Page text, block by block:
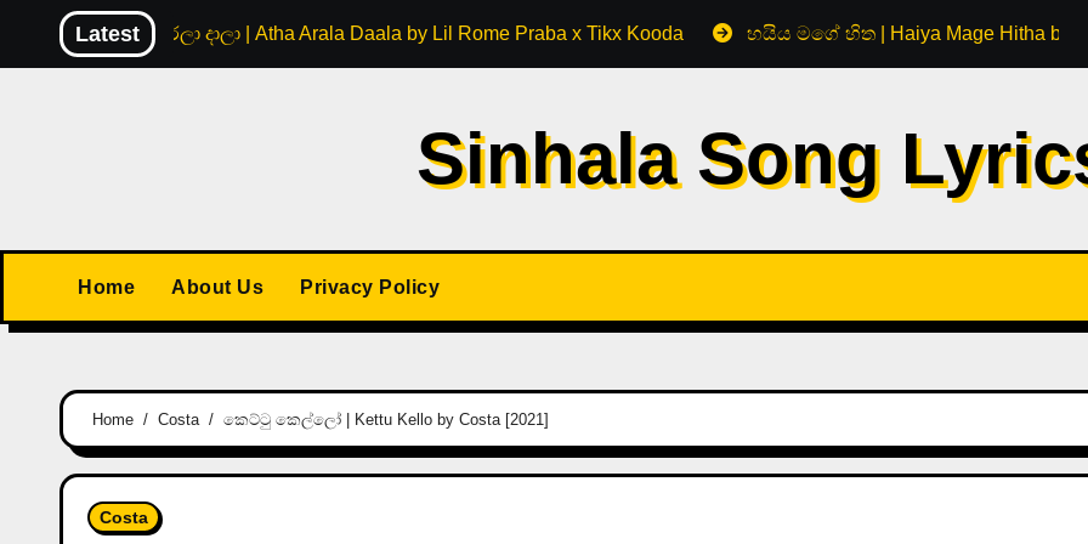
Latestඅත ඇරලා දාලා | Atha Arala Daala by Lil Rome Praba x Tikx Kooda හයිය මගේ හිත | Haiya Mage Hitha by
Sinhala Song
Home About Us Privacy Policy
Home Costa කෙට්ටු කෙල්ලෝ | Kettu Kello by Costa [2021]
Costa